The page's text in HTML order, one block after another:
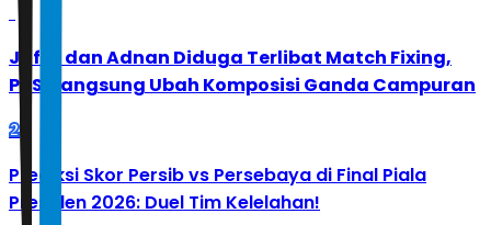
Jafar dan Adnan Diduga Terlibat Match Fixing,
PBSI Langsung Ubah Komposisi Ganda Campuran
2
Prediksi Skor Persib vs Persebaya di Final Piala
Presiden 2026: Duel Tim Kelelahan!